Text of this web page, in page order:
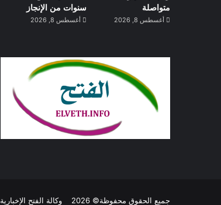
متواصلة
أغسطس 8, 2026
سنوات من الإنجاز
أغسطس 8, 2026
جميع الحقوق محفوظة© 2026 وكالة الفتح الإخبارية